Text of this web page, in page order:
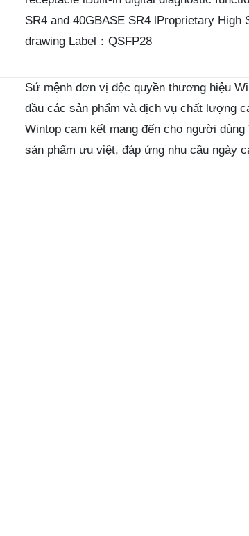
SR4 and 40GBASE SR4 lProprietary
drawing Label：QSFP28
Sứ mệnh đơn vị độc quyền thương hiệu
đầu các sản phẩm và dịch vụ chất lượng
Wintop cam kết mang đến cho người
sản phẩm ưu việt, đáp ứng nhu cầu ngày